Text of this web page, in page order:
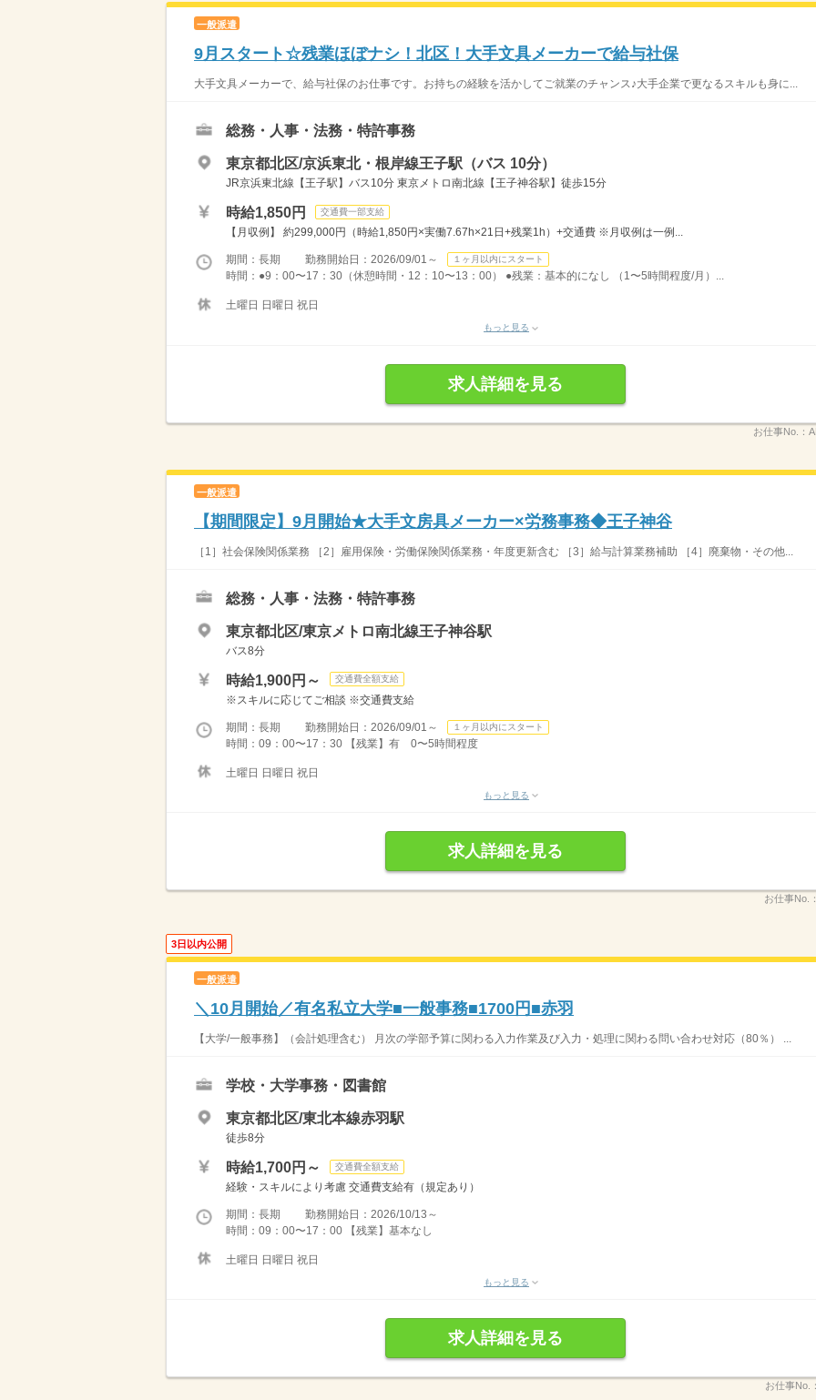
一般派遣
9月スタート☆残業ほぼナシ！北区！大手文具メーカーで給与社保
大手文具メーカーで、給与社保のお仕事です。お持ちの経験を活かしてご就業のチャンス♪大手企業で更なるスキルも身に...
総務・人事・法務・特許事務
東京都北区/京浜東北・根岸線王子駅（バス 10分）
JR京浜東北線【王子駅】バス10分 東京メトロ南北線【王子神谷駅】徒歩15分
時給1,850円 交通費一部支給
【月収例】 約299,000円（時給1,850円×実働7.67h×21日+残業1h）+交通費 ※月収例は一例...
期間：長期 勤務開始日：2026/09/01～ １ヶ月以内にスタート
時間：●9：00〜17：30（休憩時間・12：10〜13：00） ●残業：基本的になし （1〜5時間程度/月）...
土曜日 日曜日 祝日
もっと見る
求人詳細を見る
お仕事No.：
一般派遣
【期間限定】9月開始★大手文房具メーカー×労務事務◆王子神谷
［1］社会保険関係業務 ［2］雇用保険・労働保険関係業務・年度更新含む ［3］給与計算業務補助 ［4］廃棄物・その他...
総務・人事・法務・特許事務
東京都北区/東京メトロ南北線王子神谷駅
バス8分
時給1,900円～ 交通費全額支給
※スキルに応じてご相談 ※交通費支給
期間：長期 勤務開始日：2026/09/01～ １ヶ月以内にスタート
時間：09：00〜17：30 【残業】有 0〜5時間程度
土曜日 日曜日 祝日
もっと見る
求人詳細を見る
お仕事No.：
3日以内公開
一般派遣
＼10月開始／有名私立大学■一般事務■1700円■赤羽
【大学/一般事務】（会計処理含む） 月次の学部予算に関わる入力作業及び入力・処理に関わる問い合わせ対応（80％） ...
学校・大学事務・図書館
東京都北区/東北本線赤羽駅
徒歩8分
時給1,700円～ 交通費全額支給
経験・スキルにより考慮 交通費支給有（規定あり）
期間：長期 勤務開始日：2026/10/13～
時間：09：00〜17：00 【残業】基本なし
土曜日 日曜日 祝日
もっと見る
求人詳細を見る
お仕事No.：